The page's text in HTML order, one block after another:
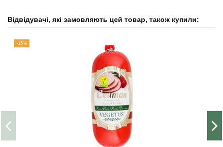
Відвідувачі, які замовляють цей товар, також купили:
-15%